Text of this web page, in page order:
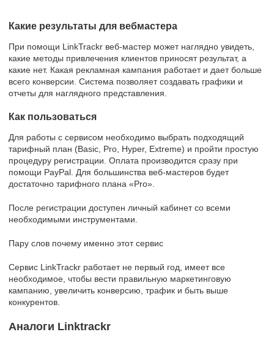
Какие результаты для вебмастера
При помощи LinkTrackr веб-мастер может наглядно увидеть,
какие методы привлечения клиентов приносят результат, а
какие нет. Какая рекламная кампания работает и дает больше
всего конверсии. Система позволяет создавать графики и
отчеты для наглядного представления.
Как пользоваться
Для работы с сервисом необходимо выбрать подходящий
тарифный план (Basic, Pro, Hyper, Extreme) и пройти простую
процедуру регистрации. Оплата производится сразу при
помощи PayPal. Для большинства веб-мастеров будет
достаточно тарифного плана «Pro».
После регистрации доступен личный кабинет со всеми
необходимыми инструментами.
Пару слов почему именно этот сервис
Сервис LinkTrackr работает не первый год, имеет все
необходимое, чтобы вести правильную маркетинговую
кампанию, увеличить конверсию, трафик и быть выше
конкурентов.
Аналоги Linktrackr